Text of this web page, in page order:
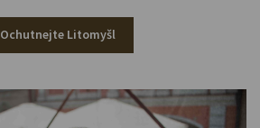
Ochutnejte Litomyšl